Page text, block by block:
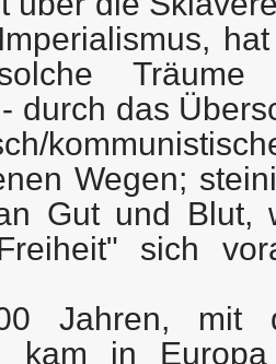
solche
durch das
Wegen;
Gut und Blut,
sich
Jahren, mit
kam in